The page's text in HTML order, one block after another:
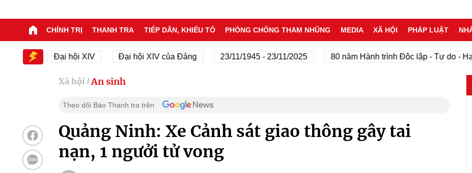
CHÍNH TRỊ THANH TRA TIẾP DÂN, KHIẾU TỐ PHÒNG CHỐNG THAM NHŨNG MEDIA XÃ HỘI PHÁP LUẬT
Đại hội XIV Đại hội XIV của Đảng 23/11/1945 - 23/11/2025 80 năm Hành trình Độc lập - Tự do - Hạnh phúc
Xã hội / An sinh
Theo dõi Báo Thanh tra trên
Quảng Ninh: Xe Cảnh sát giao thông gây tai
nạn, 1 ngưởi tử vong